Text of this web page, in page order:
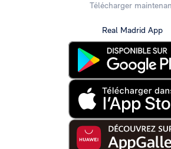
Télécharger
Real Madrid App